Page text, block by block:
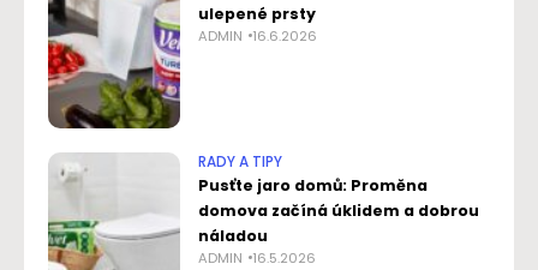
ulepené prsty
ADMIN 16.6.2026
RADY A TIPY
Pusťte jaro domů: Proměna
domova začíná úklidem a dobrou
náladou
ADMIN 16.5.2026